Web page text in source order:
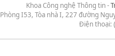
Khoa Công nghệ Thông tin -
Phòng I53, Tòa nhà I, 227 đường
Điện thoại: